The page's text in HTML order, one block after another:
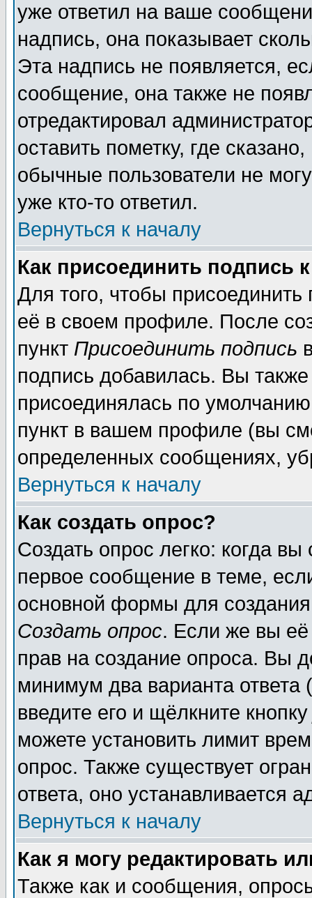
уже ответил на ваше
надпись, она показывает
Эта надпись не появляется,
сообщение, она также не
отредактировал
оставить пометку, где
обычные пользователи не
уже кто-то ответил.
Вернуться к началу
Как присоединить подпись
Для того, чтобы
её в своем профиле. После
пункт Присоединить подпись
подпись добавилась. Вы
присоединялась по
пункт в вашем профиле (вы
определенных сообщениях,
Вернуться к началу
Как создать опрос?
Создать опрос легко: когда
первое сообщение в теме,
основной формы для
Создать опрос. Если же вы её
прав на создание опроса. Вы
минимум два варианта ответа
введите его и щёлкните
можете установить лимит
опрос. Также существует
ответа, оно устанавливается
Вернуться к началу
Как я могу редактировать
Также как и сообщения,